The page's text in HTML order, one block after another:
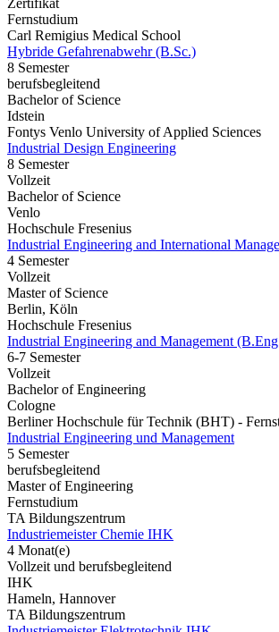
Zertifikat
Fernstudium
Carl Remigius Medical School
Hybride Gefahrenabwehr (B.Sc.)
8 Semester
berufsbegleitend
Bachelor of Science
Idstein
Fontys Venlo University of Applied Sciences
Industrial Design Engineering
8 Semester
Vollzeit
Bachelor of Science
Venlo
Hochschule Fresenius
Industrial Engineering and International
4 Semester
Vollzeit
Master of Science
Berlin, Köln
Hochschule Fresenius
Industrial Engineering and Management
6-7 Semester
Vollzeit
Bachelor of Engineering
Cologne
Berliner Hochschule für Technik (BHT) -
Industrial Engineering und Management
5 Semester
berufsbegleitend
Master of Engineering
Fernstudium
TA Bildungszentrum
Industriemeister Chemie IHK
4 Monat(e)
Vollzeit und berufsbegleitend
IHK
Hameln, Hannover
TA Bildungszentrum